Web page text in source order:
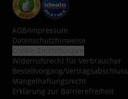
AGB/Impressum
Datenschutzhinweise
Widerrufsrecht für Verbraucher
Bestellvorgang/Vertragsabschluss
Mängelhaftungsrecht
Erklärung zur Barrierefreiheit